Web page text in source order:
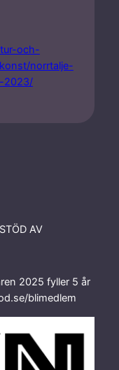
och-
norrtalje-
2023/
AV
2025 fyller 5 år
blimedlem